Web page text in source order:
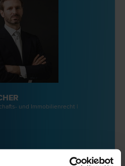
und Immobilien­recht |